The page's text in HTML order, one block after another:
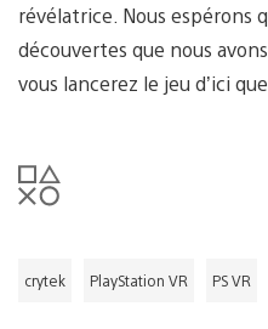
révélatrice. Nous espérons
découvertes que nous
vous lancerez le jeu d’ici
crytek PlayStation VR PS VR